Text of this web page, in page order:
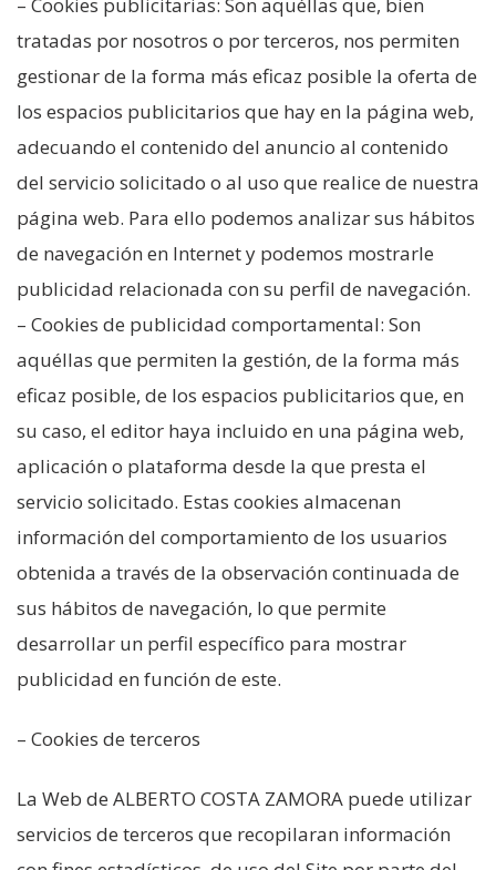
– Cookies publicitarias: Son aquéllas que, bien
tratadas por nosotros o por terceros, nos permiten
gestionar de la forma más eficaz posible la oferta de
los espacios publicitarios que hay en la página web,
adecuando el contenido del anuncio al contenido
del servicio solicitado o al uso que realice de nuestra
página web. Para ello podemos analizar sus hábitos
de navegación en Internet y podemos mostrarle
publicidad relacionada con su perfil de navegación.
– Cookies de publicidad comportamental: Son
aquéllas que permiten la gestión, de la forma más
eficaz posible, de los espacios publicitarios que, en
su caso, el editor haya incluido en una página web,
aplicación o plataforma desde la que presta el
servicio solicitado. Estas cookies almacenan
información del comportamiento de los usuarios
obtenida a través de la observación continuada de
sus hábitos de navegación, lo que permite
desarrollar un perfil específico para mostrar
publicidad en función de este.
– Cookies de terceros
La Web de ALBERTO COSTA ZAMORA puede utilizar
servicios de terceros que recopilaran información